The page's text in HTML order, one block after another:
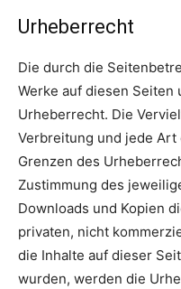
Urheberrecht
Die durch die
Werke auf diesen
Urheberrecht. Die
Verbreitung und jede
Grenzen des
Zustimmung des
Downloads und Kopien
privaten, nicht
die Inhalte auf dieser
wurden, werden die